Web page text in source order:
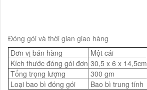
Đóng gói và thời gian giao hàng
Đơn vị bán hàng
Một cái
Kích thước đóng gói đơn 30,5 x 6 x 14,5cm
Tổng trọng lượng
300 gm
Loại bao bì đóng gói
Bao bì trung tính